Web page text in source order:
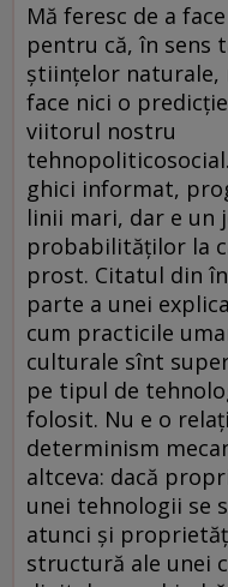
Mă feresc de a
pentru că, în sens
științelor naturale,
face nici o
viitorul nostru
ghici informat,
linii mari, dar e un
probabilităților la
prost. Citatul din
parte a unei
cum practicile
culturale sînt
pe tipul de
folosit. Nu e o
determinism
altceva: dacă
unei tehnologii se
atunci și
structură ale unei